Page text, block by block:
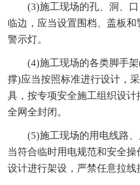
(3)施工现场的孔、洞、
临边，应当设置围档、盖板
警示灯。
(4)施工现场的各类脚手
撑)应当按照标准进行设计，
具，按专项安全施工组织设
全网全封闭。
(5)施工现场的用电线路
当符合临时用电规范和安全
设计进行架设，严禁任意拉线